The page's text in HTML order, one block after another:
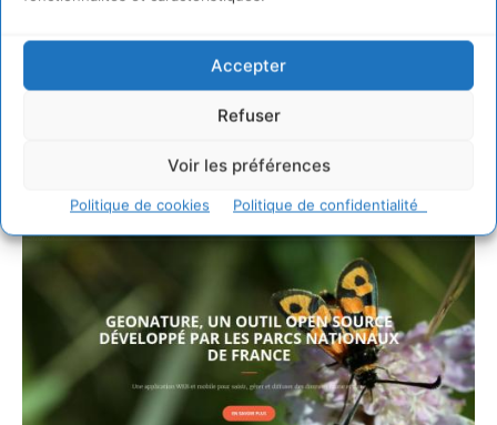
Accepter
Refuser
Voir les préférences
Politique de cookies Politique de confidentialité
coopérations et d’économies